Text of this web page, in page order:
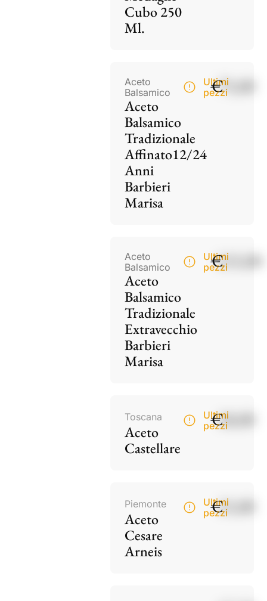
Cubo 250
Ml.
Aceto
Balsamico
Aceto
Balsamico
Tradizionale
Affinato12/24
Anni
Barbieri
Marisa
Ultimi
pezzi
€75,00
Aceto
Balsamico
Aceto
Balsamico
Tradizionale
Extravecchio
Barbieri
Marisa
Ultimi
pezzi
€115,00
Toscana
Aceto
Castellare
Ultimi
pezzi
€18,00
Piemonte
Aceto
Cesare
Arneis
Ultimi
pezzi
€15,00